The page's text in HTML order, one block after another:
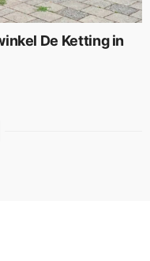
De Ketting in